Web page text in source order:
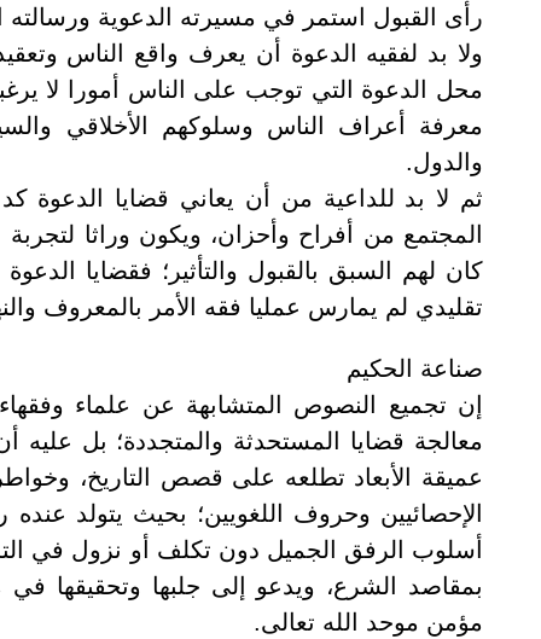
رأى القبول استمر في مسيرته الدعوية ورسالته
ولا بد لفقيه الدعوة أن يعرف واقع الناس
محل الدعوة التي توجب على الناس أمورا لا
معرفة أعراف الناس وسلوكهم الأخلاقي
والدول.
ثم لا بد للداعية من أن يعاني قضايا الدعوة
المجتمع من أفراح وأحزان، ويكون وراثا لتجربة
كان لهم السبق بالقبول والتأثير؛ فقضايا
تقليدي لم يمارس عمليا فقه الأمر بالمعروف
صناعة الحكيم
إن تجميع النصوص المتشابهة عن علماء
معالجة قضايا المستحدثة والمتجددة؛ بل عليه
عميقة الأبعاد تطلعه على قصص التاريخ، وخواطر
الإحصائيين وحروف اللغويين؛ بحيث يتولد
أسلوب الرفق الجميل دون تكلف أو نزول في
بمقاصد الشرع، ويدعو إلى جلبها وتحقيقها
مؤمن موحد الله تعالى.